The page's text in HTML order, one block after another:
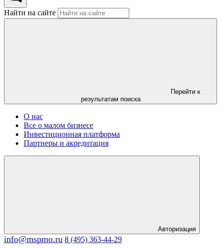
Найти на сайте
Перейти к
результатам поиска
О нас
Все о малом бизнесе
Инвестиционная платформа
Партнеры и акредитация
Авторизация
info@mspmo.ru 8 (495) 363-44-29